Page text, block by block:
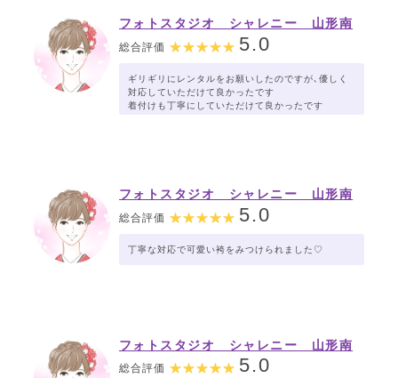
フォトスタジオ シャレニー 山形南
店
総合評価 5.0
ギリギリにレンタルをお願いしたのですが､優しく
対応していただけて良かったです
着付けも丁寧にしていただけて良かったです
フォトスタジオ シャレニー 山形南
店
総合評価 5.0
丁寧な対応で可愛い袴をみつけられました♡
フォトスタジオ シャレニー 山形南
店
総合評価 5.0